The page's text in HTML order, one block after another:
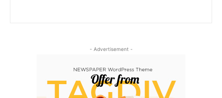
- Advertisement -